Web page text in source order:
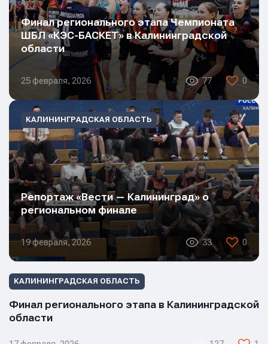
Финал регионального этапа Чемпионата
ШБЛ «КЭС-БАСКЕТ» в Калининградской
области
25 февраля, 2026 77 0
КАЛИНИНГРАДСКАЯ ОБЛАСТЬ
Репортаж «Вести — Калининград» о
региональном финале
19 февраля, 2026 33 0
КАЛИНИНГРАДСКАЯ ОБЛАСТЬ
Финал регионального этапа в Калининградской
области